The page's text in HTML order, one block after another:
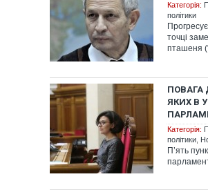
Категорія:
політики
точці
пташеня
ПОВАГА
ЯКИХ В
Категорія:
політики
П’ять